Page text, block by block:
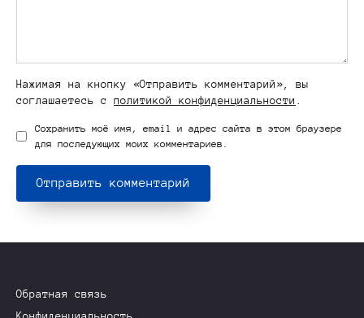
Нажимая на кнопку «Отправить комментарий», вы
соглашаетесь с политикой конфиденциальности
Сохранить моё имя, email и адрес сайта в этом браузере
для последующих моих комментариев.
Обратная связь